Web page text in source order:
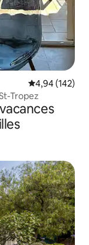
Évaluation
4,94 (142)
Tropez